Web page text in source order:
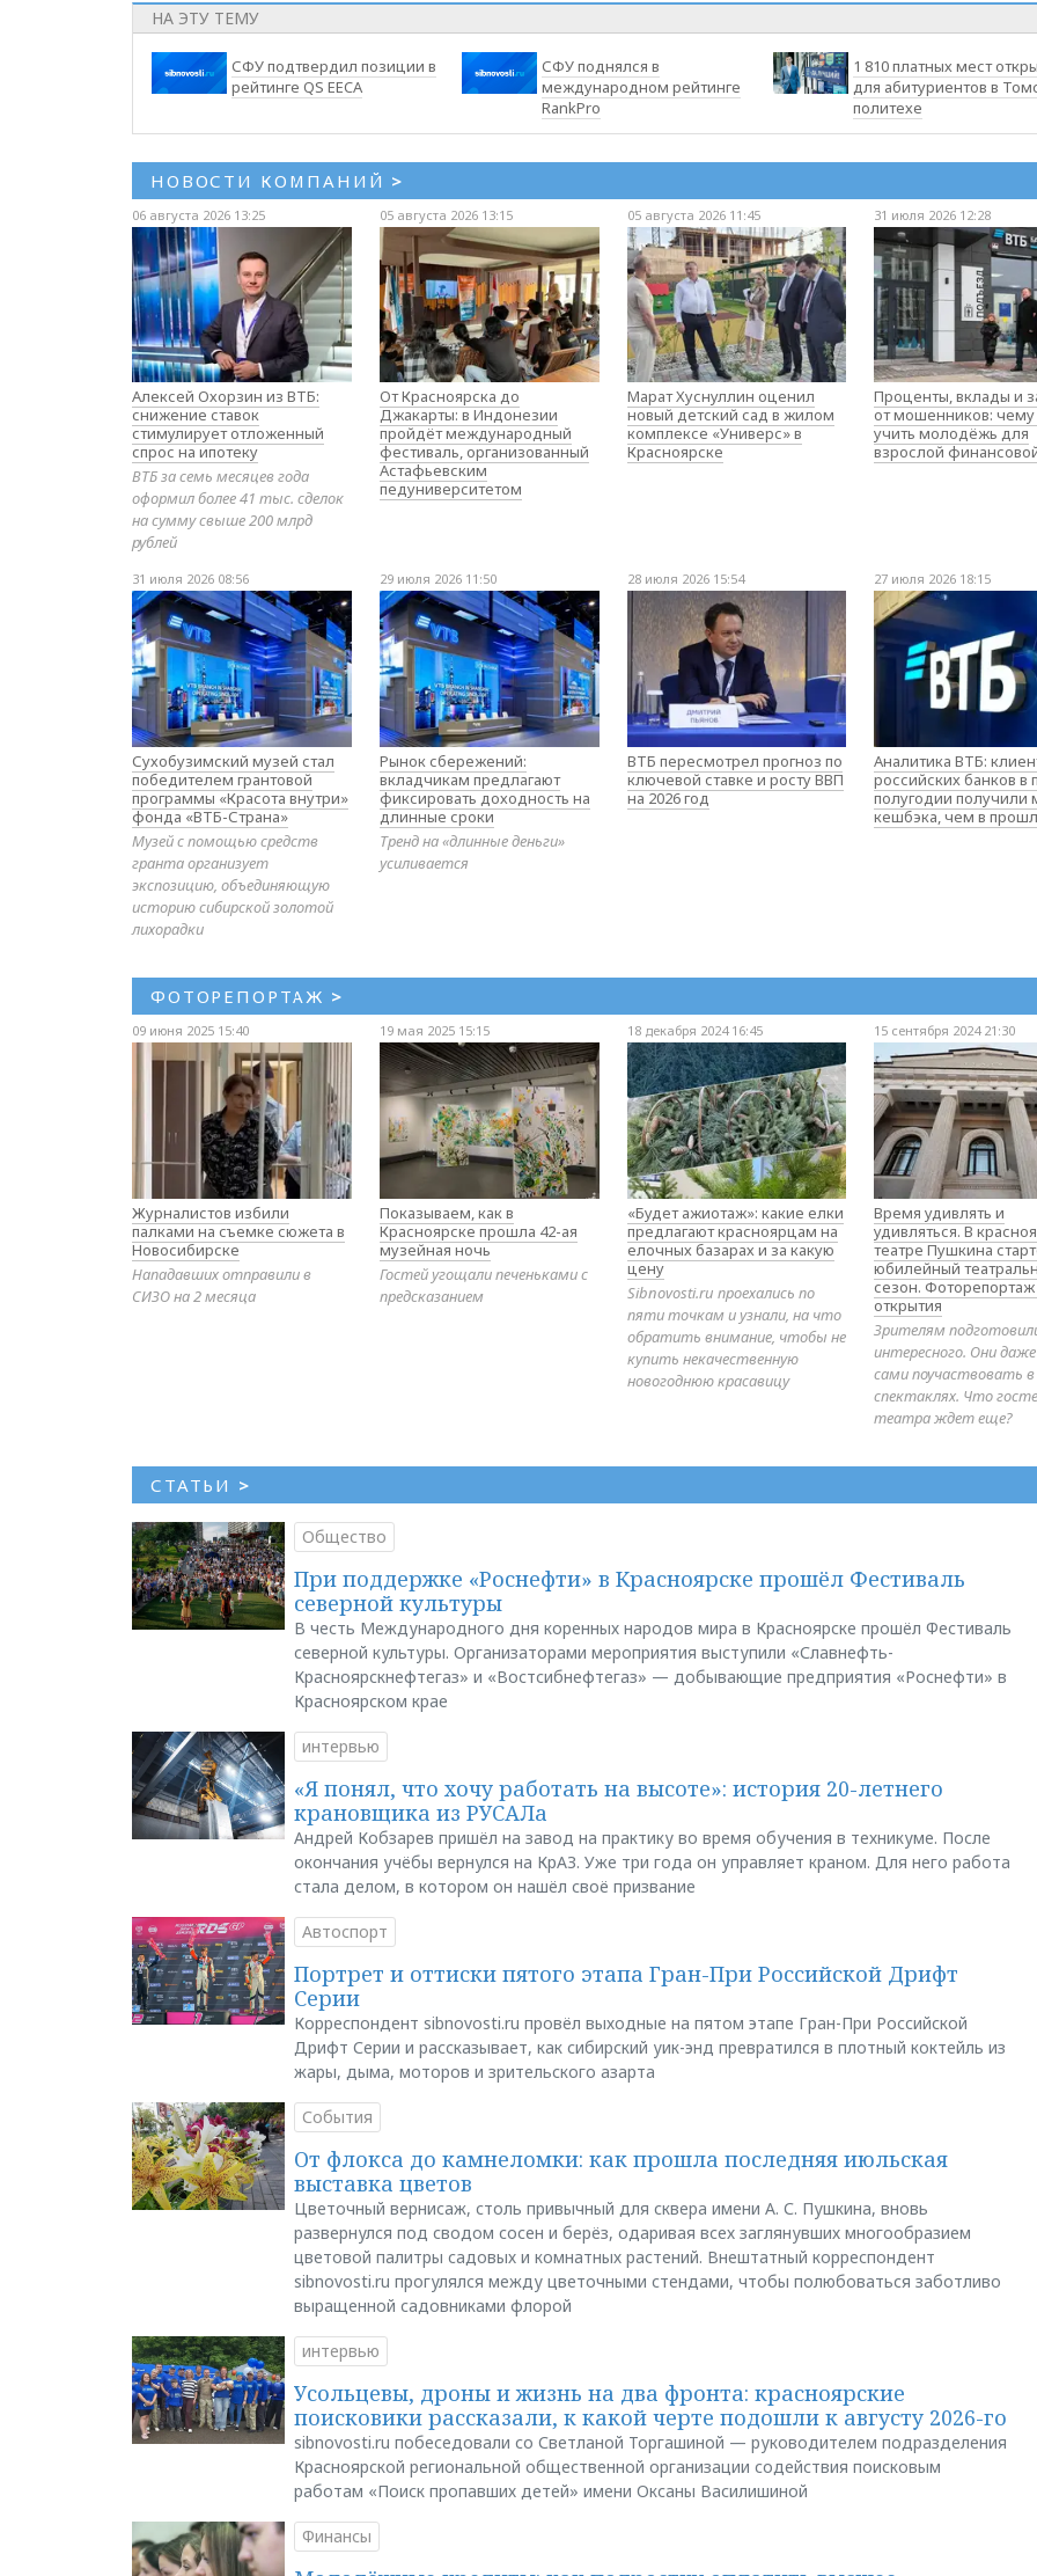
НА ЭТУ ТЕМУ
СФУ подтвердил позиции в
рейтинге QS EECA
СФУ поднялся в
международном рейтинге
RankPro
1 810 платных мест
для абитуриентов в
политехе
НОВОСТИ КОМПАНИЙ >
06 августа 2026 13:25
Алексей Охорзин из ВТБ:
снижение ставок
стимулирует отложенный
спрос на ипотеку
ВТБ за семь месяцев года
оформил более 41 тыс. сделок
на сумму свыше 200 млрд
рублей
05 августа 2026 13:15
От Красноярска до
Джакарты: в Индонезии
пройдёт международный
фестиваль, организованный
Астафьевским
педуниверситетом
05 августа 2026 11:45
Марат Хуснуллин оценил
новый детский сад в жилом
комплексе «Универс» в
Красноярске
31 июля 2026 12:28
Проценты, вклады и
от мошенников: чему
учить молодёжь для
взрослой
31 июля 2026 08:56
Сухобузимский музей стал
победителем грантовой
программы «Красота внутри»
фонда «ВТБ-Страна»
Музей с помощью средств
гранта организует
экспозицию, объединяющую
историю сибирской золотой
лихорадки
29 июля 2026 11:50
Рынок сбережений:
вкладчикам предлагают
фиксировать доходность на
длинные сроки
Тренд на «длинные деньги»
усиливается
28 июля 2026 15:54
ВТБ пересмотрел прогноз по
ключевой ставке и росту ВВП
на 2026 год
27 июля 2026 18:15
Аналитика ВТБ:
российских банков в
полугодии получили
кешбэка, чем в
ФОТОРЕПОРТАЖ >
09 июня 2025 15:40
Журналистов избили
палками на съемке сюжета в
Новосибирске
Нападавших отправили в
СИЗО на 2 месяца
19 мая 2025 15:15
Показываем, как в
Красноярске прошла 42-ая
музейная ночь
Гостей угощали печеньками с
предсказанием
18 декабря 2024 16:45
«Будет ажиотаж»: какие елки
предлагают красноярцам на
елочных базарах и за какую
цену
Sibnovosti.ru проехались по
пяти точкам и узнали, на что
обратить внимание, чтобы не
купить некачественную
новогоднюю красавицу
15 сентября 2024 21:30
Время удивлять и
удивляться. В
театре Пушкина
юбилейный
сезон. Фоторепортаж
открытия
Зрителям
интересного. Они
сами поучаствовать в
спектаклях. Что
театра ждет еще?
СТАТЬИ >
Общество
При поддержке «Роснефти» в Красноярске прошёл Фестиваль
северной культуры
В честь Международного дня коренных народов мира в Красноярске прошёл Фестиваль
северной культуры. Организаторами мероприятия выступили «Славнефть-
Красноярскнефтегаз» и «Востсибнефтегаз» — добывающие предприятия «Роснефти» в
Красноярском крае
интервью
«Я понял, что хочу работать на высоте»: история 20-летнего
крановщика из РУСАЛа
Андрей Кобзарев пришёл на завод на практику во время обучения в техникуме. После
окончания учёбы вернулся на КрАЗ. Уже три года он управляет краном. Для него работа
стала делом, в котором он нашёл своё призвание
Автоспорт
Портрет и оттиски пятого этапа Гран-При Российской Дрифт
Серии
Корреспондент sibnovosti.ru провёл выходные на пятом этапе Гран-При Российской
Дрифт Серии и рассказывает, как сибирский уик-энд превратился в плотный коктейль из
жары, дыма, моторов и зрительского азарта
События
От флокса до камнеломки: как прошла последняя июльская
выставка цветов
Цветочный вернисаж, столь привычный для сквера имени А. С. Пушкина, вновь
развернулся под сводом сосен и берёз, одаривая всех заглянувших многообразием
цветовой палитры садовых и комнатных растений. Внештатный корреспондент
sibnovosti.ru прогулялся между цветочными стендами, чтобы полюбоваться заботливо
выращенной садовниками флорой
интервью
Усольцевы, дроны и жизнь на два фронта: красноярские
поисковики рассказали, к какой черте подошли к августу 2026-го
sibnovosti.ru побеседовали со Светланой Торгашиной — руководителем подразделения
Красноярской региональной общественной организации содействия поисковым
работам «Поиск пропавших детей» имени Оксаны Василишиной
Финансы